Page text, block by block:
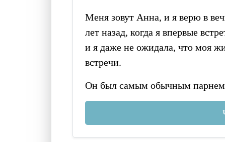
Меня зовут Анна, и я верю в
лет назад, когда я впервые
и я даже не ожидала, что моя
встречи.
Он был самым обычным